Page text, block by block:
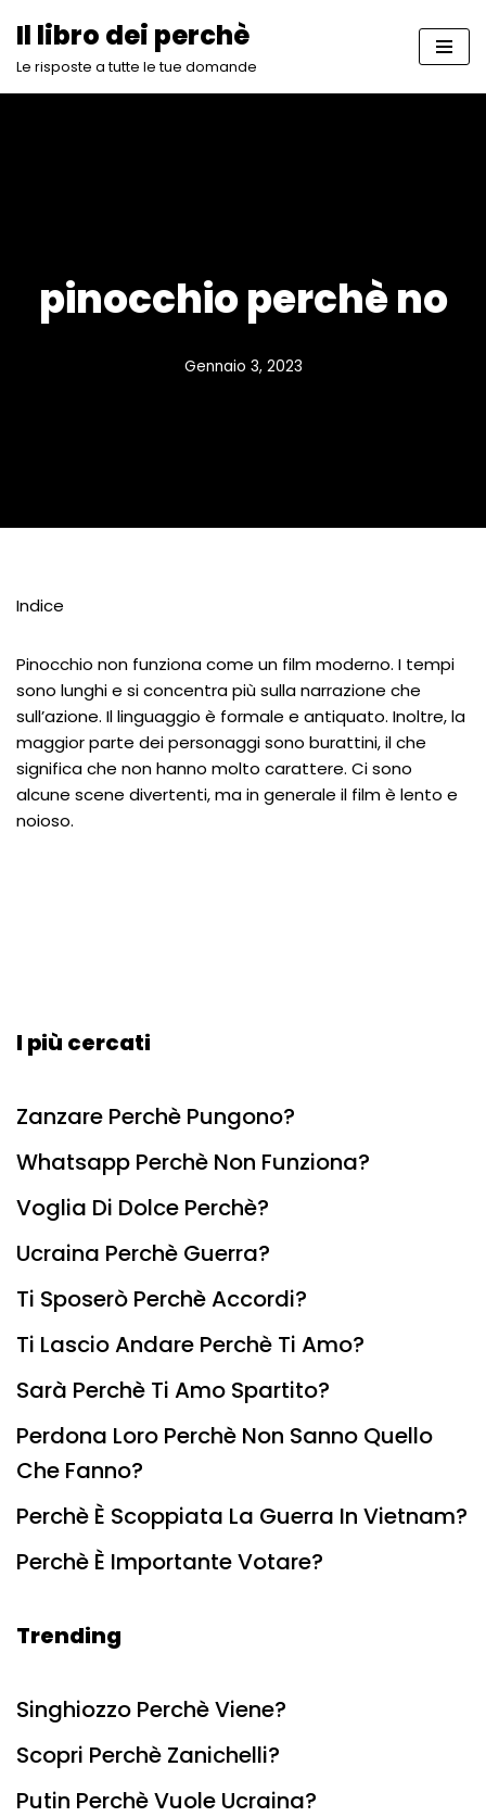
Vai
Il libro dei perchè
Le risposte a tutte le tue domande
pinocchio perchè no
Gennaio 3, 2023
Indice
Pinocchio non funziona come un film moderno. I tempi
sono lunghi e si concentra più sulla narrazione che
sull’azione. Il linguaggio è formale e antiquato. Inoltre, la
maggior parte dei personaggi sono burattini, il che
significa che non hanno molto carattere. Ci sono
alcune scene divertenti, ma in generale il film è lento e
noioso.
I più cercati
Zanzare Perchè Pungono?
Whatsapp Perchè Non Funziona?
Voglia Di Dolce Perchè?
Ucraina Perchè Guerra?
Ti Sposerò Perchè Accordi?
Ti Lascio Andare Perchè Ti Amo?
Sarà Perchè Ti Amo Spartito?
Perdona Loro Perchè Non Sanno Quello
Che Fanno?
Perchè È Scoppiata La Guerra In Vietnam?
Perchè È Importante Votare?
Trending
Singhiozzo Perchè Viene?
Scopri Perchè Zanichelli?
Putin Perchè Vuole Ucraina?